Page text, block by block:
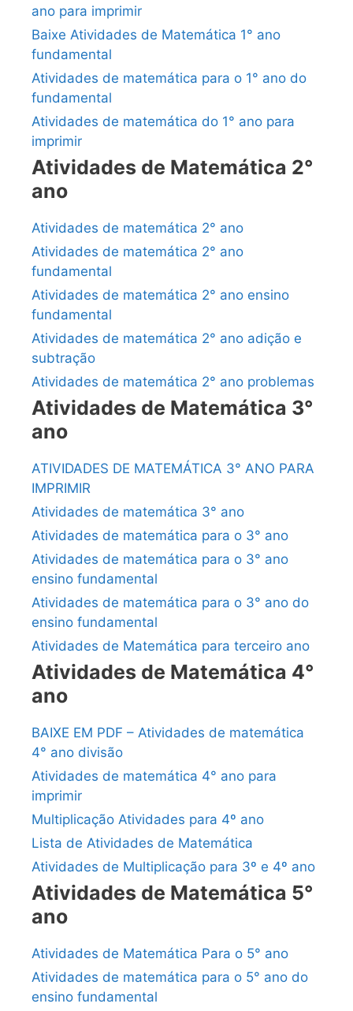
ano para imprimir
Baixe Atividades de Matemática 1° ano
fundamental
Atividades de matemática para o 1° ano do
fundamental
Atividades de matemática do 1° ano para
imprimir
Atividades de Matemática 2°
ano
Atividades de matemática 2° ano
Atividades de matemática 2° ano
fundamental
Atividades de matemática 2° ano ensino
fundamental
Atividades de matemática 2° ano adição e
subtração
Atividades de matemática 2° ano problemas
Atividades de Matemática 3°
ano
ATIVIDADES DE MATEMÁTICA 3° ANO PARA
IMPRIMIR
Atividades de matemática 3° ano
Atividades de matemática para o 3° ano
Atividades de matemática para o 3° ano
ensino fundamental
Atividades de matemática para o 3° ano do
ensino fundamental
Atividades de Matemática para terceiro ano
Atividades de Matemática 4°
ano
BAIXE EM PDF – Atividades de matemática
4° ano divisão
Atividades de matemática 4° ano para
imprimir
Multiplicação Atividades para 4º ano
Lista de Atividades de Matemática
Atividades de Multiplicação para 3º e 4º ano
Atividades de Matemática 5°
ano
Atividades de Matemática Para o 5° ano
Atividades de matemática para o 5° ano do
ensino fundamental